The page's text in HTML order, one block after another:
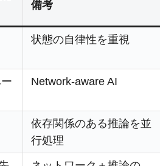
備考
状態の自律性を重視
Network-aware AI
依存関係のある推論を並
行処理